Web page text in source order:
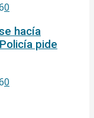
0
hacía
pide
0